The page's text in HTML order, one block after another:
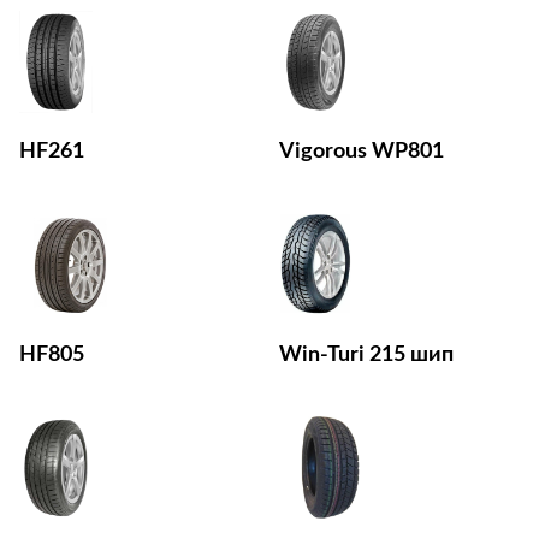
HF261
HF805
Vigorous WP801
Win-Turi 215 шип